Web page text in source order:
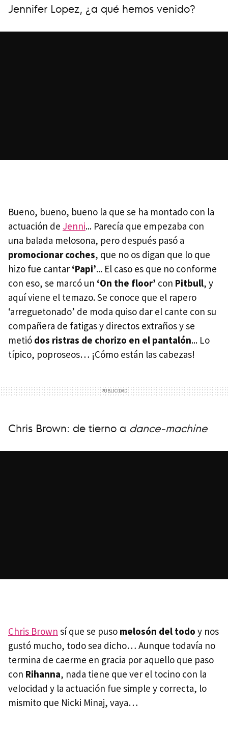
Jennifer Lopez, ¿a qué hemos venido?
Bueno, bueno, bueno la que se ha montado con la
actuación de Jenni... Parecía que empezaba con
una balada melosona, pero después pasó a
promocionar coches, que no os digan que lo que
hizo fue cantar ‘Papi’... El caso es que no conforme
con eso, se marcó un ‘On the floor’ con Pitbull, y
aquí viene el temazo. Se conoce que el rapero
‘arreguetonado’ de moda quiso dar el cante con su
compañera de fatigas y directos extraños y se
metió dos ristras de chorizo en el pantalón... Lo
típico, poproseos… ¡Cómo están las cabezas!
Chris Brown: de tierno a dance-machine
Chris Brown sí que se puso melosón del todo y nos
gustó mucho, todo sea dicho… Aunque todavía no
termina de caerme en gracia por aquello que paso
con Rihanna, nada tiene que ver el tocino con la
velocidad y la actuación fue simple y correcta, lo
mismito que Nicki Minaj, vaya…